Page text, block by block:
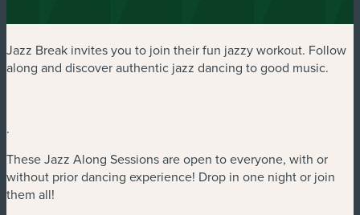
Jazz Break invites you to join their fun jazzy workout. Follow
along and discover authentic jazz dancing to good music.
.
These Jazz Along Sessions are open to everyone, with or
without prior dancing experience! Drop in one night or join
them all!